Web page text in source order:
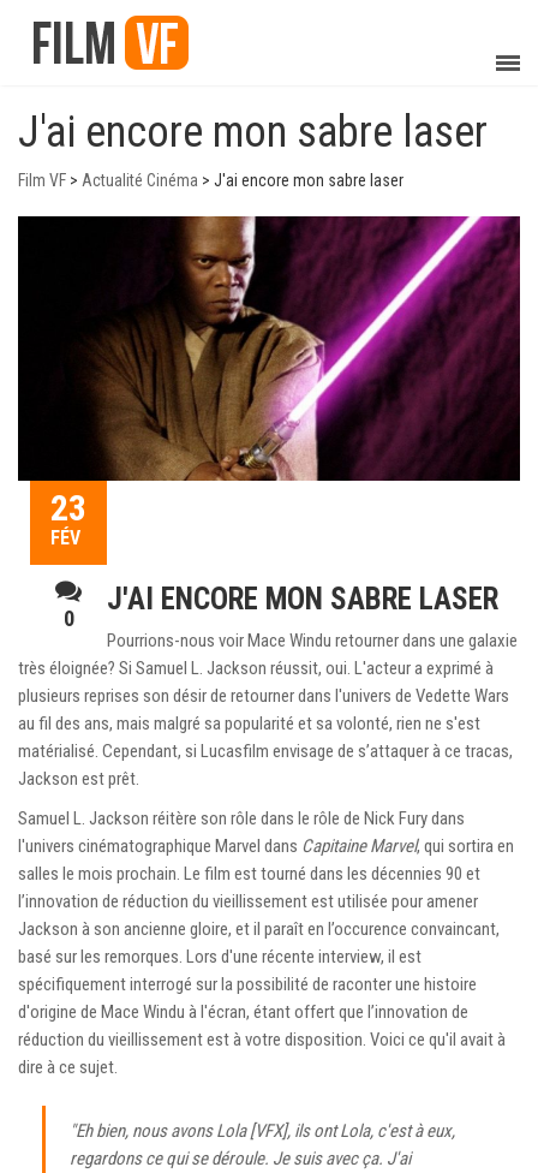
J'ai encore mon sabre laser
Film VF > Actualité Cinéma > J'ai encore mon sabre laser
23
FÉV
0
J'AI ENCORE MON SABRE LASER
Pourrions-nous voir Mace Windu retourner dans une galaxie
très éloignée? Si Samuel L. Jackson réussit, oui. L'acteur a exprimé à
plusieurs reprises son désir de retourner dans l'univers de Vedette Wars
au fil des ans, mais malgré sa popularité et sa volonté, rien ne s'est
matérialisé. Cependant, si Lucasfilm envisage de s’attaquer à ce tracas,
Jackson est prêt.
Samuel L. Jackson réitère son rôle dans le rôle de Nick Fury dans
l'univers cinématographique Marvel dans Capitaine Marvel, qui sortira en
salles le mois prochain. Le film est tourné dans les décennies 90 et
l’innovation de réduction du vieillissement est utilisée pour amener
Jackson à son ancienne gloire, et il paraît en l’occurence convaincant,
basé sur les remorques. Lors d'une récente interview, il est
spécifiquement interrogé sur la possibilité de raconter une histoire
d'origine de Mace Windu à l'écran, étant offert que l’innovation de
réduction du vieillissement est à votre disposition. Voici ce qu'il avait à
dire à ce sujet.
"Eh bien, nous avons Lola [VFX], ils ont Lola, c'est à eux,
regardons ce qui se déroule. Je suis avec ça. J'ai